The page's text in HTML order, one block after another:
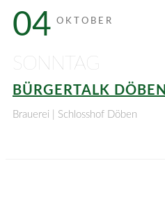
04 OKTOBER
SONNTAG
BÜRGERTALK DÖBEN
Brauerei | Schlosshof Döben